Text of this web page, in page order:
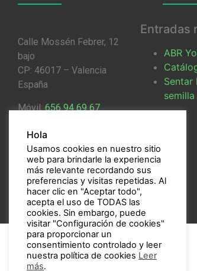
Calle Mossén Febrer, 12
bajo
CP: 46017 – Valencia
España
Móvil: 656 94 69 67
Email:bulbos@bulbos.eu
Entradas
ABR
Sentar
Hola
Usamos cookies en nuestro sitio
web para brindarle la experiencia
más relevante recordando sus
preferencias y visitas repetidas. Al
hacer clic en "Aceptar todo",
acepta el uso de TODAS las
cookies. Sin embargo, puede
visitar "Configuración de cookies"
para proporcionar un
consentimiento controlado y leer
nuestra política de cookies Leer
más.